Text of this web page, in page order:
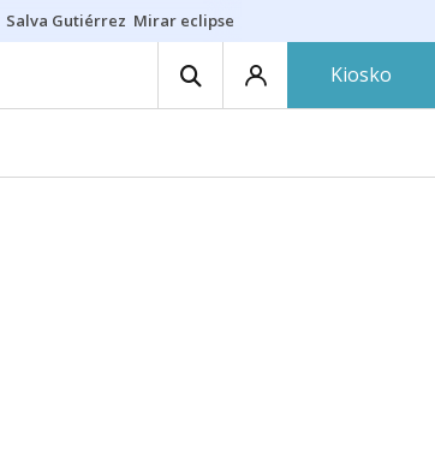
Salva Gutiérrez Mirar eclipse
Kiosko